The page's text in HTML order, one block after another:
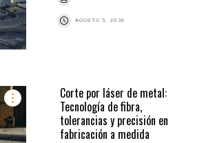
AGOSTO 5, 2026
Corte por láser de metal:
Tecnología de fibra,
tolerancias y precisión en
fabricación a medida